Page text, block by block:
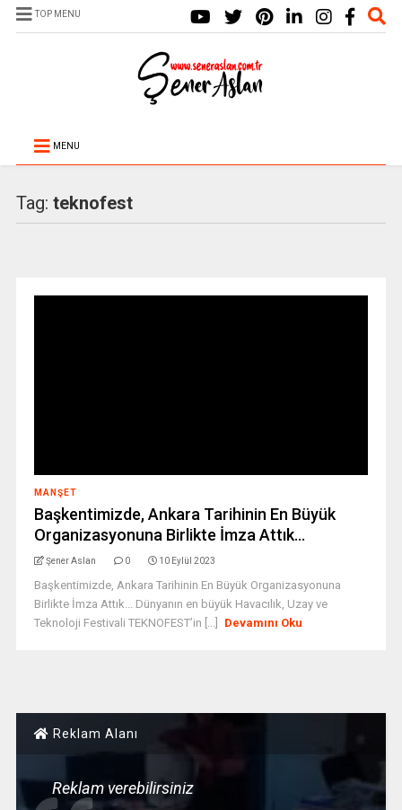
TOP MENU
MENU
Tag: teknofest
MANŞET
Başkentimizde, Ankara Tarihinin En Büyük
Organizasyonuna Birlikte İmza Attık…
Şener Aslan 0 10 Eylül 2023
Başkentimizde, Ankara Tarihinin En Büyük Organizasyonuna
Birlikte İmza Attık... Dünyanın en büyük Havacılık, Uzay ve
Teknoloji Festivali TEKNOFEST’in [...]
Devamını Oku
Reklam Alanı
Reklam verebilirsiniz